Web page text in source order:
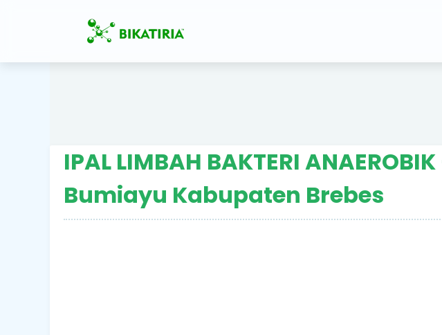
IPAL LIMBAH BAKTERI
Bumiayu Kabupaten Brebes